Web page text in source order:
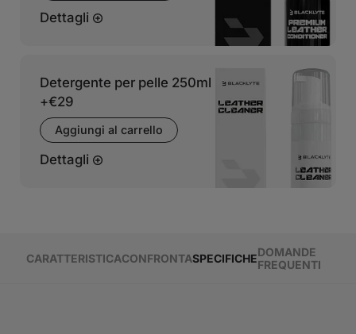
Dettagli
Detergente per pelle 250ml
+€29
Aggiungi al carrello
Dettagli
CARATTERISTICACONFRONTASPECIFICHEDOMANDE
FREQUENTI